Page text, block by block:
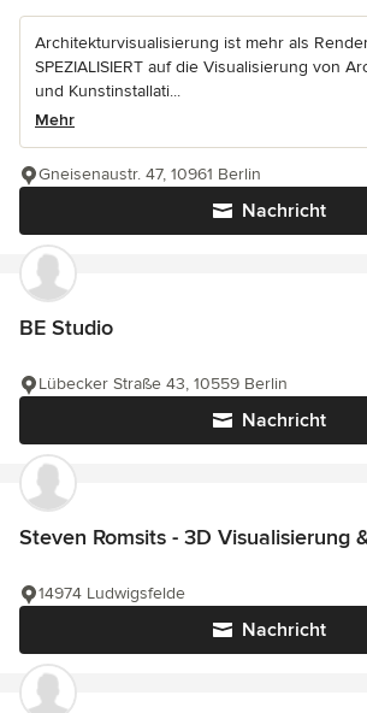
Architekturvisualisierung ist mehr als
SPEZIALISIERT auf die Visualisierung von
und Kunstinstallati...
Mehr
Nachricht
Gneisenaustr. 47, 10961 Berlin
BE Studio
Nachricht
Lübecker Straße 43, 10559 Berlin
Steven Romsits - 3D Visualisierung
Nachricht
14974 Ludwigsfelde